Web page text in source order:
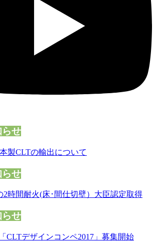
らせ
製CLTの輸出について
らせ
2時間耐火(床･間仕切壁）大臣認定取得
らせ
CLTデザインコンペ2017」募集開始